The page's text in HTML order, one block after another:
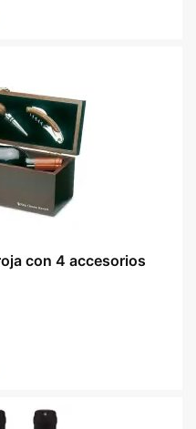
con 4 accesorios